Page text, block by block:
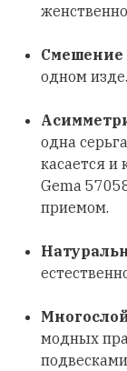
Смешение
одном
одна
касается
Gema
приемом.
модных